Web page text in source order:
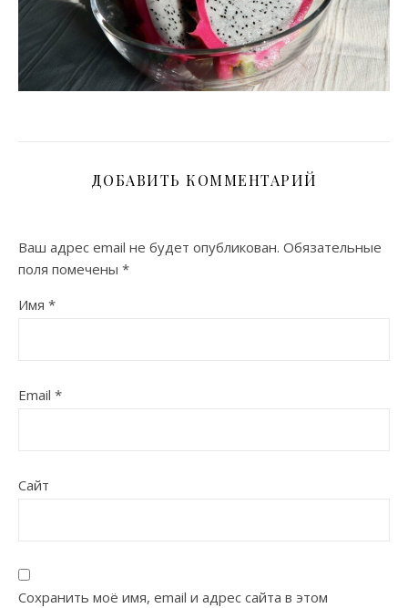
ДОБАВИТЬ КОММЕНТАРИЙ
Ваш адрес email не будет опубликован. Обязательные
поля помечены *
Имя *
Email *
Сайт
Сохранить моё имя, email и адрес сайта в этом